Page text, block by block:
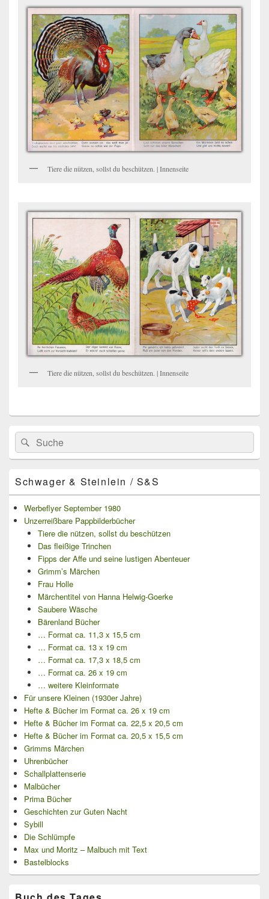
Tiere die nützen, sollst du beschützen. | Innenseite
Tiere die nützen, sollst du beschützen. | Innenseite
Primärer
Seitenleisten
Widget-
Bereich
Search
for:
Suche
Schwager & Steinlein / S&S
Werbeflyer September 1980
Unzerreißbare Pappbilderbücher
Tiere die nützen, sollst du beschützen
Das fleißige Trinchen
Fipps der Affe und seine lustigen Abenteuer
Grimm’s Märchen
Frau Holle
Märchentitel von Hanna Helwig-Goerke
Saubere Wäsche
Bärenland Bücher
… Format ca. 11,3 x 15,5 cm
… Format ca. 13 x 19 cm
… Format ca. 17,3 x 18,5 cm
… Format ca. 26 x 19 cm
… weitere Kleinformate
Für unsere Kleinen (1930er Jahre)
Hefte & Bücher im Format ca. 26 x 19 cm
Hefte & Bücher im Format ca. 22,5 x 20,5 cm
Hefte & Bücher im Format ca. 20,5 x 15,5 cm
Grimms Märchen
Uhrenbücher
Schallplattenserie
Malbücher
Prima Bücher
Geschichten zur Guten Nacht
Sybill
Die Schlümpfe
Max und Moritz – Malbuch mit Text
Bastelblocks